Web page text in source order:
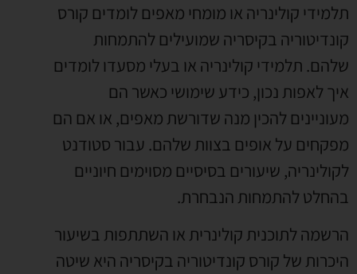
תלמידי קולינריה או מומחי מאפים לומדים קורס
קונדיטוריה בקיסריה שמועילים להתמחות
שלהם. תלמידי קולינריה או בעלי מסעדו לומדים
איך לאפות נכון, כידע שימושי כאשר הם
מעוניינים להכין מנה שדורשת מאפים, או אם הם
מפקחים על אופים בצוות שלהם. עבור סטודנט
לקולינריה, שיעורים בסיסיים מסוימים חיוניים
בהחלט להתמחות הנבחרת.
הרשמה לתוכנית קולינרית או השתתפות בשיעור
היכרות של קורס קונדיטוריה בקיסריה היא שיטה